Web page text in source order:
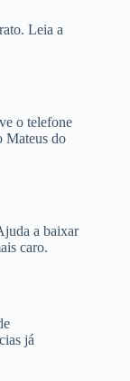
Leia a
o telefone
Mateus do
a baixar
caro.
já